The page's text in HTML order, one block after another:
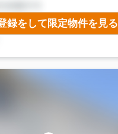
録をして限定物件を見る